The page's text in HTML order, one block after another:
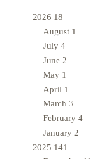
2026 18
August 1
July 4
June 2
May 1
April 1
March 3
February 4
January 2
2025 141